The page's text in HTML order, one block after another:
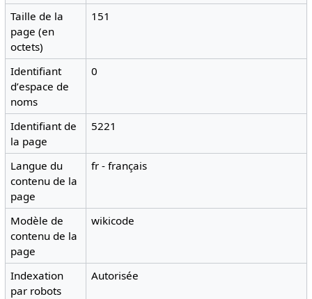
Taille de la
page (en
octets)
151
Identifiant
dʼespace de
noms
0
Identifiant de
la page
5221
Langue du
contenu de la
page
fr - français
Modèle de
contenu de la
page
wikicode
Indexation
par robots
Autorisée